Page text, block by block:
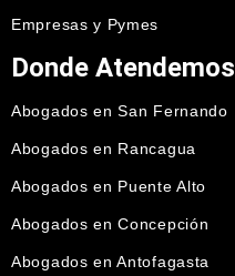
Empresas y Pymes
Donde Atendemos
Abogados en San Fernando
Abogados en Rancagua
Abogados en Puente Alto
Abogados en Concepción
Abogados en Antofagasta